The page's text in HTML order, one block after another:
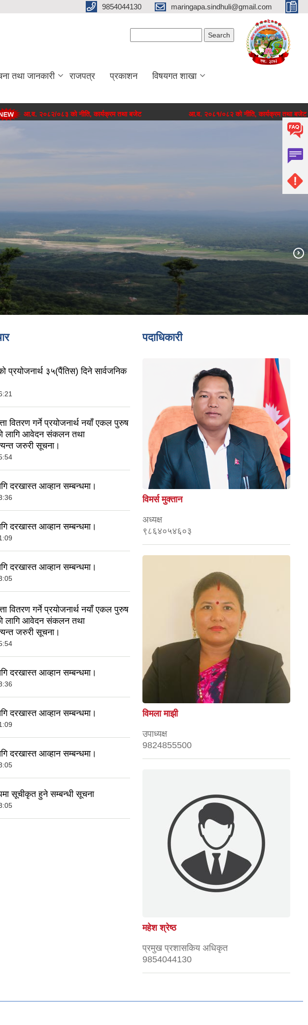
9854044130 maringapa.sindhuli@gmail.com
तथा जानकारी राजपत्र प्रकाशन विषयगत शाखा
२०८२/०८३ को नीति, कार्यक्रम तथा बजेट आ.व. २०८१/०८२ को नीति, कार्यक्रम तथा बजेट
प्रयोजनार्थ ३५(पैंतिस) दिने सार्वजनिक
वितरण गर्ने प्रयोजनार्थ नयाँ एकल पुरुष
लागि आवेदन संकलन तथा
जरुरी सूचना।
दरखास्त आव्हान सम्बन्धमा।
दरखास्त आव्हान सम्बन्धमा।
दरखास्त आव्हान सम्बन्धमा।
वितरण गर्ने प्रयोजनार्थ नयाँ एकल पुरुष
लागि आवेदन संकलन तथा
जरुरी सूचना।
दरखास्त आव्हान सम्बन्धमा।
दरखास्त आव्हान सम्बन्धमा।
दरखास्त आव्हान सम्बन्धमा।
सूचीकृत हुने सम्बन्धी सूचना
पदाधिकारी
विमर्स मुक्तान
अध्यक्ष
९८६४०५४६०३
विमला माझी
उपाध्यक्ष
9824855500
महेश श्रेष्ठ
प्रमुख प्रशासकिय अधिकृत
9854044130